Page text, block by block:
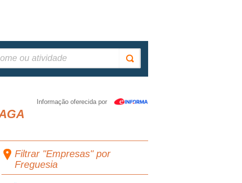
Informação oferecida por
Filtrar "Empresas" por
Freguesia